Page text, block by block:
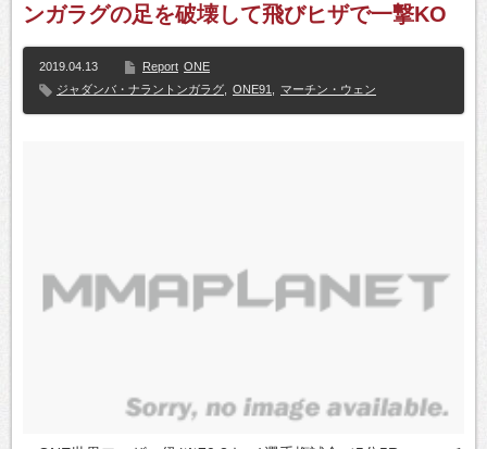
ンガラグの足を破壊して飛びヒザで一撃KO
2019.04.13 Report ONE
ジャダンバ・ナラントンガラグ
ONE91 マーチン・ウェン